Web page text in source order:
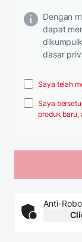
Dengan
dapat
dasar
Saya telah
Saya
produk baru,
Anti-